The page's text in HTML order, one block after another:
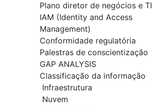
Plano diretor de negócios e TI
IAM (Identity and Access
Management)
Conformidade regulatória
Palestras de conscientização
GAP ANALYSIS
Classificação da informação
Infraestrutura
Nuvem